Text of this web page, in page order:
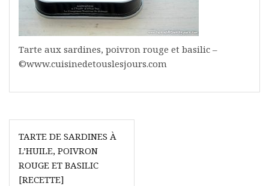
Tarte aux sardines, poivron rouge et basilic –
©www.cuisinedetouslesjours.com
Navigation
de
l’article
TARTE DE SARDINES À
L’HUILE, POIVRON
ROUGE ET BASILIC
[RECETTE]